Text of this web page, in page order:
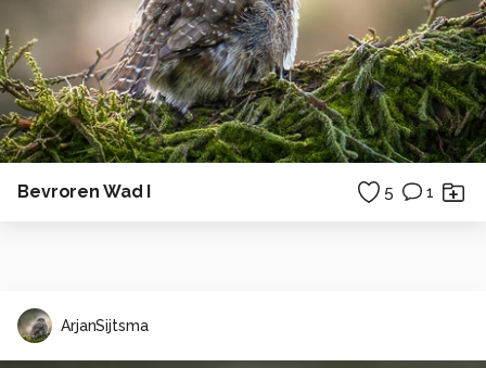
Bevroren Wad I 5 1
ArjanSijtsma